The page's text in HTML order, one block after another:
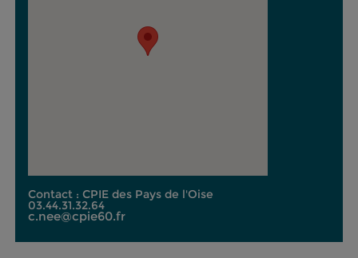
Contact : CPIE des Pays de l'Oise
03.44.31.32.64
c.nee@cpie60.fr